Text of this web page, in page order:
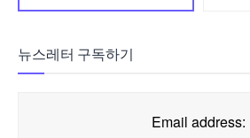
뉴스레터 구독하기
Email address: